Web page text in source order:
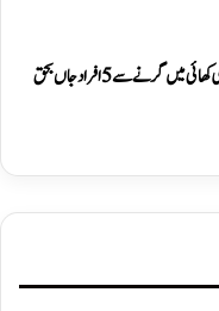
گرنے سے 5 افراد جاں بحق